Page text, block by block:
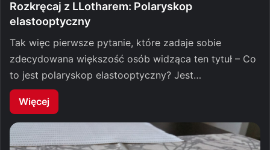
Rozkręcaj z LLotharem: Polaryskop
elastooptyczny
Tak więc pierwsze pytanie, które zadaje sobie
zdecydowana większość osób widząca ten tytuł – Co
to jest polaryskop elastooptyczny? Jest…
Więcej